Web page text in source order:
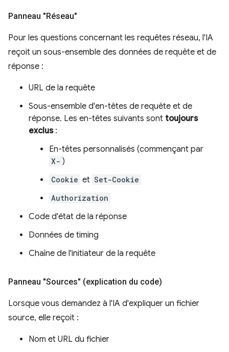
Panneau "Réseau"
Pour les questions concernant les requêtes réseau, l'IA
reçoit un sous-ensemble des données de requête et de
réponse :
URL de la requête
Sous-ensemble d'en-têtes de requête et de
réponse. Les en-têtes suivants sont toujours
exclus:
En-têtes personnalisés (commençant par
X- )
Cookie et Set-Cookie
Authorization
Code d'état de la réponse
Données de timing
Chaîne de l'initiateur de la requête
Panneau "Sources" (explication du code)
Lorsque vous demandez à l'IA d'expliquer un fichier
source, elle reçoit :
Nom et URL du fichier